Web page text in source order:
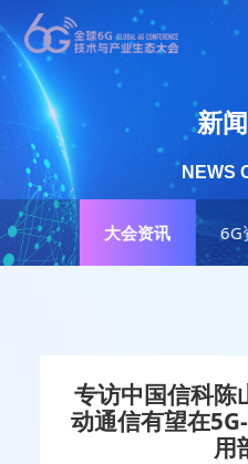
大会资讯 6G
新
NEWS
专访中国信科陈
动通信有望在
用